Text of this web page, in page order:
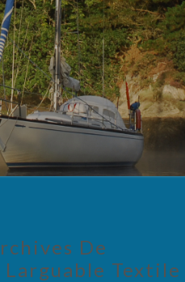
Le Blog
Des
Passionnés
De
Larguable Textile